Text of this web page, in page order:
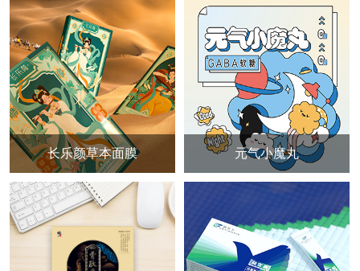
长乐颜草本面膜 元气小魔丸